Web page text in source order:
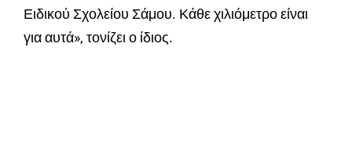
Ειδικού Σχολείου Σάμου. Κάθε χιλιόμετρο είναι
για αυτά», τονίζει ο ίδιος.